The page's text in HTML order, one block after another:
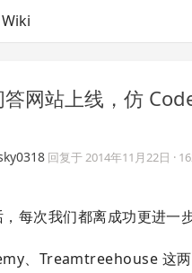
Wiki
网站上线，仿
回复于2014年11月22日 ·
每次我们都离成功更进一
、Treamtreehouse 这